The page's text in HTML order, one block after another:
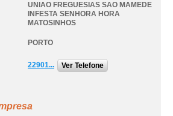
UNIAO FREGUESIAS SAO MAMEDE
INFESTA SENHORA HORA
MATOSINHOS
PORTO
22901... Ver Telefone